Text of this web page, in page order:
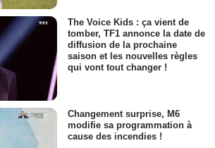
The Voice Kids : ça vient de
tomber, TF1 annonce la date de
diffusion de la prochaine
saison et les nouvelles règles
qui vont tout changer !
Changement surprise, M6
modifie sa programmation à
cause des incendies !